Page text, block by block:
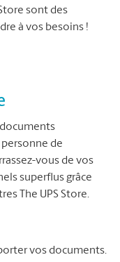
sont des
à vos besoins !
de
vous de vos
superflus grâce
The UPS Store.
vos documents.